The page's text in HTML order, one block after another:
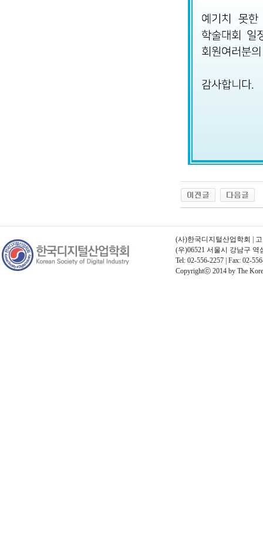
(사)한국디지털산업학회 |
(우)06521 서울시 강남구
Tel: 02-556-2257 | Fax: 02-
Copyrightⓒ 2014 by The